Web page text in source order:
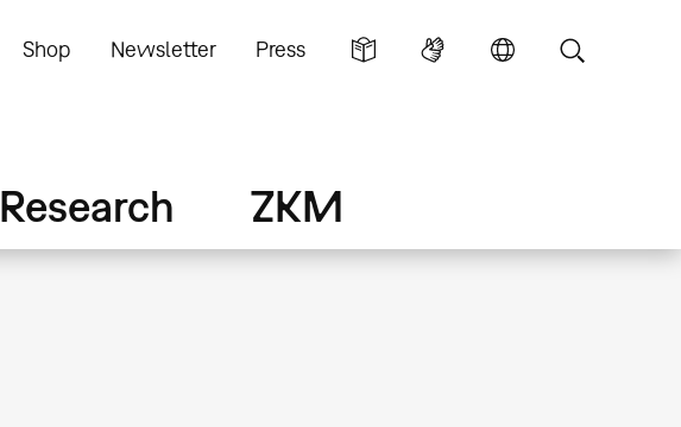
Shop Newsletter Press
Research ZKM